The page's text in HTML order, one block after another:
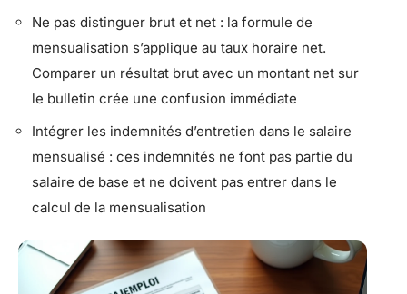
Ne pas distinguer brut et net : la formule de
mensualisation s’applique au taux horaire net.
Comparer un résultat brut avec un montant net sur
le bulletin crée une confusion immédiate
Intégrer les indemnités d’entretien dans le salaire
mensualisé : ces indemnités ne font pas partie du
salaire de base et ne doivent pas entrer dans le
calcul de la mensualisation